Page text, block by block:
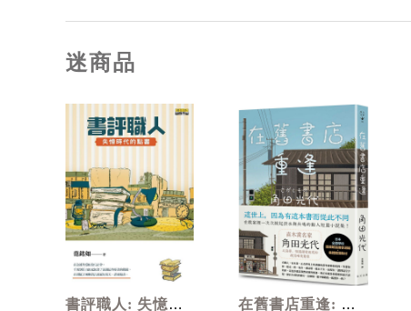
迷商品
書評職人: 失憶時 在舊書店重逢: 直